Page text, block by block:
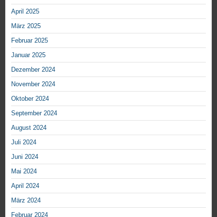
April 2025
März 2025
Februar 2025
Januar 2025
Dezember 2024
November 2024
Oktober 2024
September 2024
August 2024
Juli 2024
Juni 2024
Mai 2024
April 2024
März 2024
Februar 2024